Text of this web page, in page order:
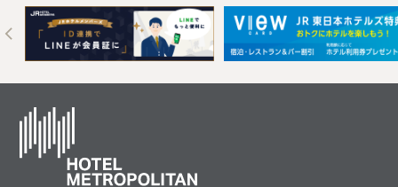
Next